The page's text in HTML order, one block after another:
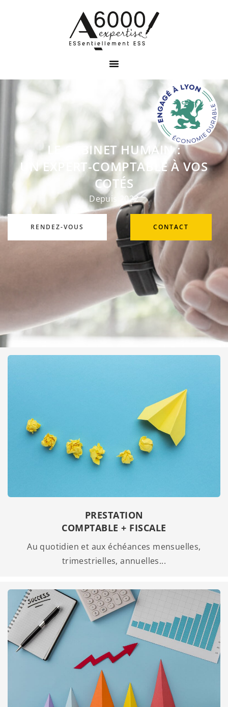
LE CABINET HUMAIN :
UN EXPERT-COMPTABLE À VOS
COTÉS
Depuis 2022
RENDEZ-VOUS CONTACT
PRESTATION
COMPTABLE + FISCALE
Au quotidien et aux échéances mensuelles,
trimestrielles, annuelles...